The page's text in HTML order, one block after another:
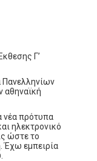
Γ’
Πανελληνίων
αθηναϊκή
νέα πρότυπα
ηλεκτρονικό
ώστε το
Έχω εμπειρία